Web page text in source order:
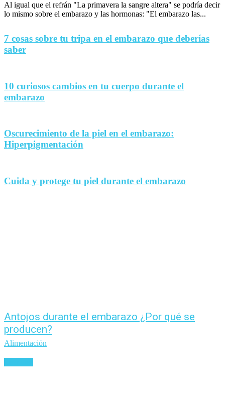
Al igual que el refrán "La primavera la sangre altera" se podría decir
lo mismo sobre el embarazo y las hormonas: "El embarazo las...
7 cosas sobre tu tripa en el embarazo que deberías
saber
10 curiosos cambios en tu cuerpo durante el
embarazo
Oscurecimiento de la piel en el embarazo:
Hiperpigmentación
Cuida y protege tu piel durante el embarazo
Antojos durante el embarazo ¿Por qué se
producen?
Alimentación